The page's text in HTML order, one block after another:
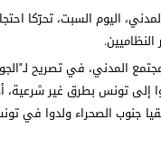
اليوم السبت، تحرّكا
المدني، في تصريح
إلى تونس بطرق غير شرعية،
طفل من افريقيا جنوب الصحراء